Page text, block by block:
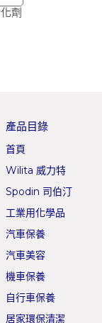
劑
產品目錄
首頁
Wilita 威力特
Spodin 司伯汀
工業用化學品
汽車保養
汽車美容
機車保養
自行車保養
居家環保清潔